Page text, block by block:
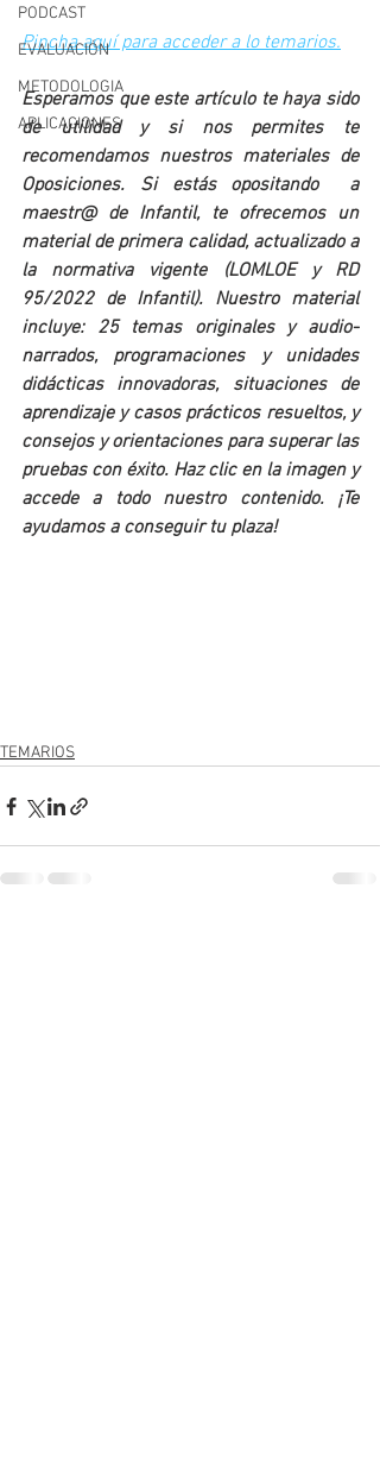
PODCAST
EVALUACIÓN
METODOLOGIA
APLICACIONES
Pincha aquí para acceder a lo temarios.
Esperamos que este artículo te haya sido
de utilidad y si nos permites te
recomendamos nuestros materiales de
Oposiciones. Si estás opositando  a
maestr@ de Infantil, te ofrecemos un
material de primera calidad, actualizado a
la normativa vigente (LOMLOE y RD
95/2022 de Infantil). Nuestro material
incluye: 25 temas originales y audio-
narrados, programaciones y unidades
didácticas innovadoras, situaciones de
aprendizaje y casos prácticos resueltos, y
consejos y orientaciones para superar las
pruebas con éxito. Haz clic en la imagen y
accede a todo nuestro contenido. ¡Te
ayudamos a conseguir tu plaza!
TEMARIOS